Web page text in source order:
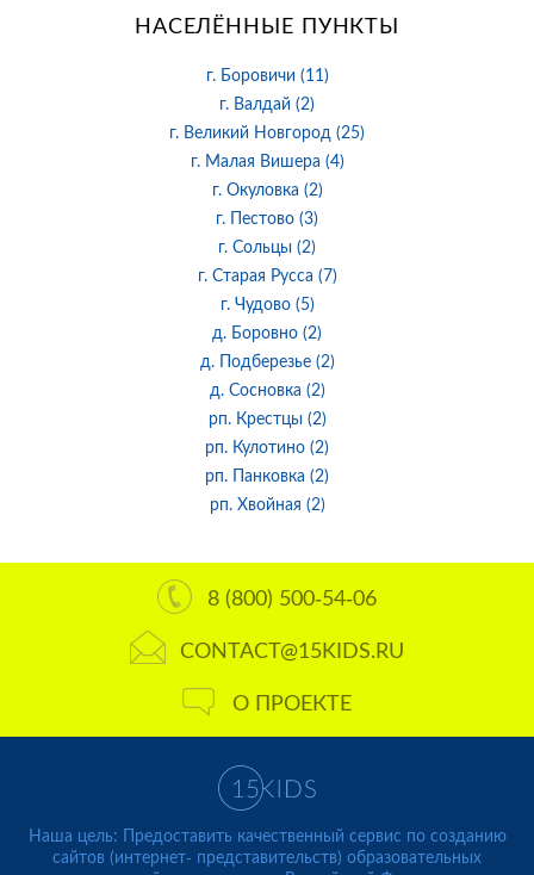
НАСЕЛЁННЫЕ ПУНКТЫ
г. Боровичи (11)
г. Валдай (2)
г. Великий Новгород (25)
г. Малая Вишера (4)
г. Окуловка (2)
г. Пестово (3)
г. Сольцы (2)
г. Старая Русса (7)
г. Чудово (5)
д. Боровно (2)
д. Подберезье (2)
д. Сосновка (2)
рп. Крестцы (2)
рп. Кулотино (2)
рп. Панковка (2)
рп. Хвойная (2)
8 (800) 500-54-06
CONTACT@15KIDS.RU
О ПРОЕКТЕ
Наша цель: Предоставить качественный сервис по созданию
сайтов (интернет- представительств) образовательных